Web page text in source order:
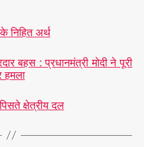
निहित अर्थ
बहस : प्रधानमंत्री मोदी ने पूरी
हमला
क्षेत्रीय दल